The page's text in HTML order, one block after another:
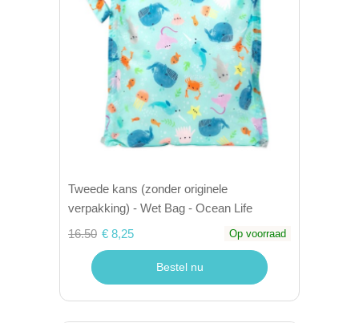
Tweede kans (zonder originele
verpakking) - Wet Bag - Ocean Life
16.50 € 8,25 Op voorraad
Bestel nu